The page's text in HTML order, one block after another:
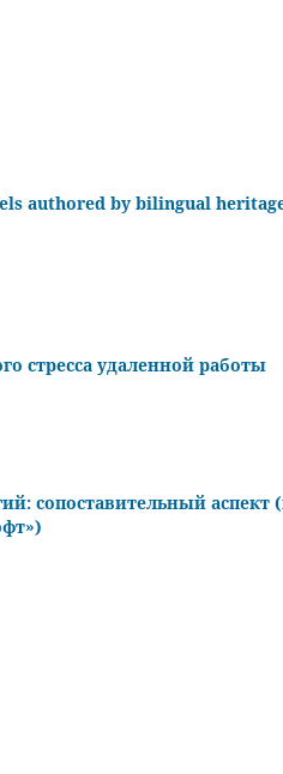
authored by bilingual
стресса удаленной работы
сопоставительный аспект